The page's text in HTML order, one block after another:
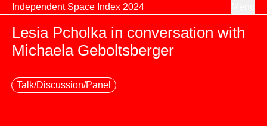
Zum Inhalt springen
Independent Space Index 2024
Lesia Pcholka in conversation with
Michaela Geboltsberger
Talk/Discussion/Panel